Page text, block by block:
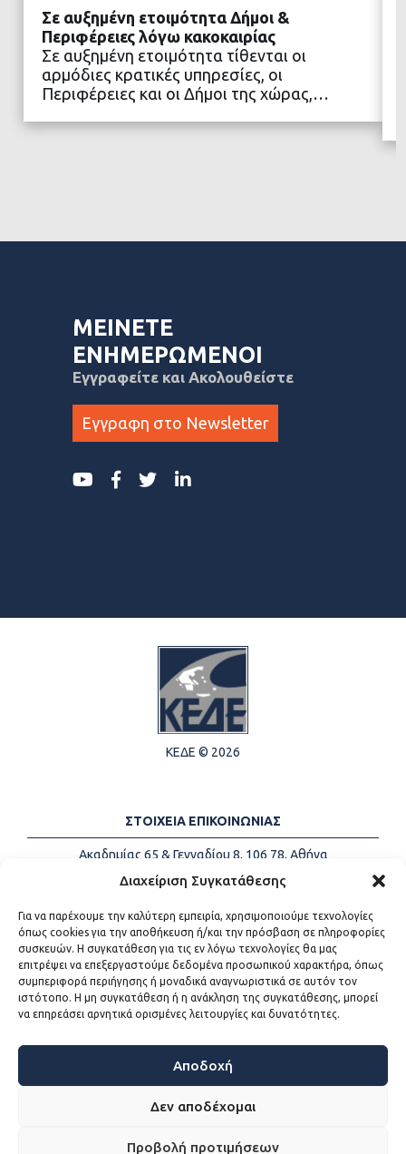
Διαχείριση Συγκατάθεσης
Για να παρέχουμε την καλύτερη εμπειρία, χρησιμοποιούμε τεχνολογίες
όπως cookies για την αποθήκευση ή/και την πρόσβαση σε πληροφορίες
συσκευών. Η συγκατάθεση για τις εν λόγω τεχνολογίες θα μας
επιτρέψει να επεξεργαστούμε δεδομένα προσωπικού χαρακτήρα, όπως
συμπεριφορά περιήγησης ή μοναδικά αναγνωριστικά σε αυτόν τον
ιστότοπο. Η μη συγκατάθεση ή η ανάκληση της συγκατάθεσης, μπορεί
να επηρεάσει αρνητικά ορισμένες λειτουργίες και δυνατότητες.
Αποδοχή
Δεν αποδέχομαι
Προβολή προτιμήσεων
ΔΙΑΒΑΣΤΕ ΠΕΡΙΣΣΟΤΕΡΑ
Σε αυξημένη ετοιμότητα Δήμοι &
Περιφέρειες λόγω κακοκαιρίας
Σε αυξημένη ετοιμότητα τίθενται οι
αρμόδιες κρατικές υπηρεσίες, οι
Περιφέρειες και οι Δήμοι της χώρας,…
ΜΕΙΝΕΤΕ
ΕΝΗΜΕΡΩΜΕΝΟΙ
Εγγραφείτε και Ακολουθείστε
Εγγραφη στο Newsletter
ΚΕΔΕ © 2026
ΣΤΟΙΧΕΙΑ ΕΠΙΚΟΙΝΩΝΙΑΣ
Ακαδημίας 65 & Γενναδίου 8, 106 78, Αθήνα
Τηλέφωνα:
+30 213-2147500
Email:
info@kede.gr
ΧΡΗΣΙΜΟΙ ΣΥΝΔΕΣΜΟΙ
Η ΚΕΔΕ
Επικοινωνία
Sitemap
Προσβασιμότητα
Όροι χρήσης